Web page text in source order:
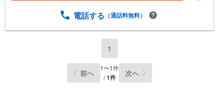
～）〇現地/物件見学（30分～）〇周辺環境のご紹介（30分
止めて私達は様々なご要望にお応え致します！【コロナウ
菌を設置しております〇接客ブースでは、お席の間隔を通
常より広くお取りします〇全営業車に乗降車時の消毒、除
菌シート等を常備しております〇物件見学用に使い捨てス
リッパ・使い捨て手袋をご用意します
電話する （通話料無料）
1
前へ 1〜1件
/1件 次へ